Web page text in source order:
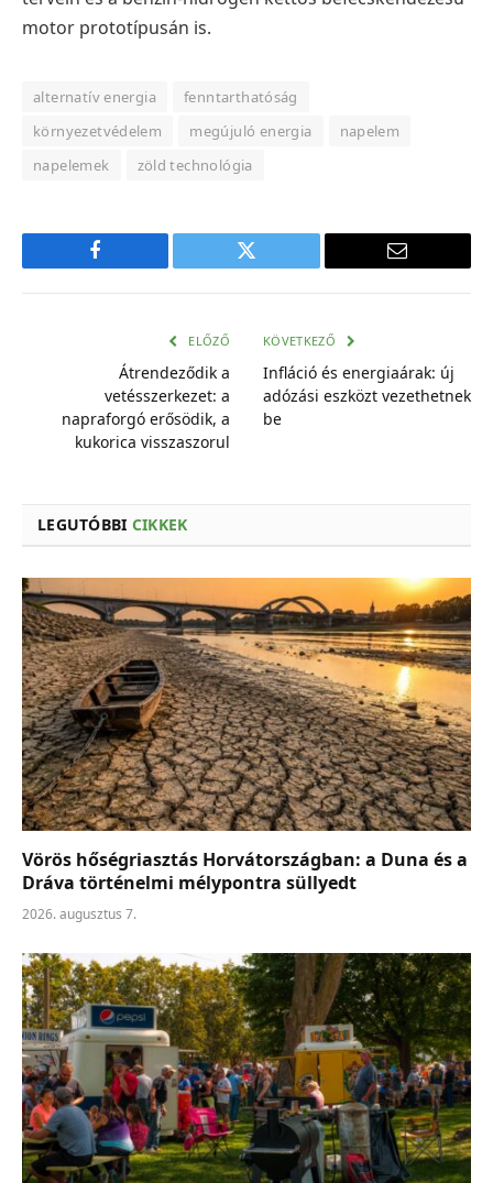
motor prototípusán is.
alternatív energia
fenntarthatóság
környezetvédelem
megújuló energia
napelem
napelemek
zöld technológia
Facebook Twitter
E-
ELŐZŐ
Átrendeződik a
vetésszerkezet: a
napraforgó erősödik, a
kukorica visszaszorul
KÖVETKEZŐ
Infláció és energiaárak: új
adózási eszközt vezethetnek
be
LEGUTÓBBI CIKKEK
Vörös hőségriasztás Horvátországban: a Duna és a
Dráva történelmi mélypontra süllyedt
2026. augusztus 7.